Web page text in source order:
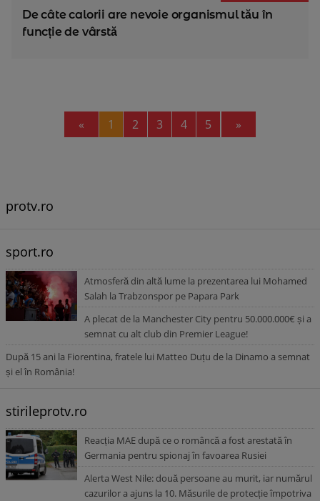
De câte calorii are nevoie organismul tău în
funcție de vârstă
« Previous
1 2 3 4 5 »
protv.ro
sport.ro
Atmosferă din altă lume la prezentarea lui Mohamed
Salah la Trabzonspor pe Papara Park
A plecat de la Manchester City pentru 50.000.000€ și a
semnat cu alt club din Premier League!
După 15 ani la Fiorentina, fratele lui Matteo Duțu de la Dinamo a semnat
și el în România!
stirileprotv.ro
Reacția MAE după ce o româncă a fost arestată în
Germania pentru spionaj în favoarea Rusiei
Alerta West Nile: două persoane au murit, iar numărul
cazurilor a ajuns la 10. Măsurile de protecție împotriva